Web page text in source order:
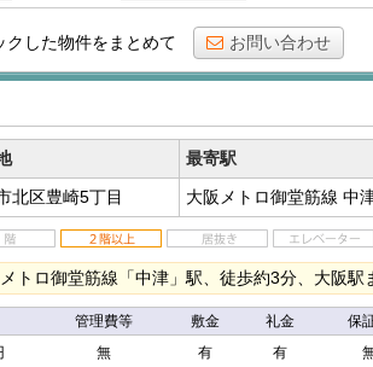
クした物件をまとめて お問い合わせ
最寄駅
北区豊崎5丁目
大阪メトロ御堂筋線 中
トロ御堂筋線「中津」駅、徒歩約3分、大阪駅
管理費等 敷金 礼金 保
無 有 有